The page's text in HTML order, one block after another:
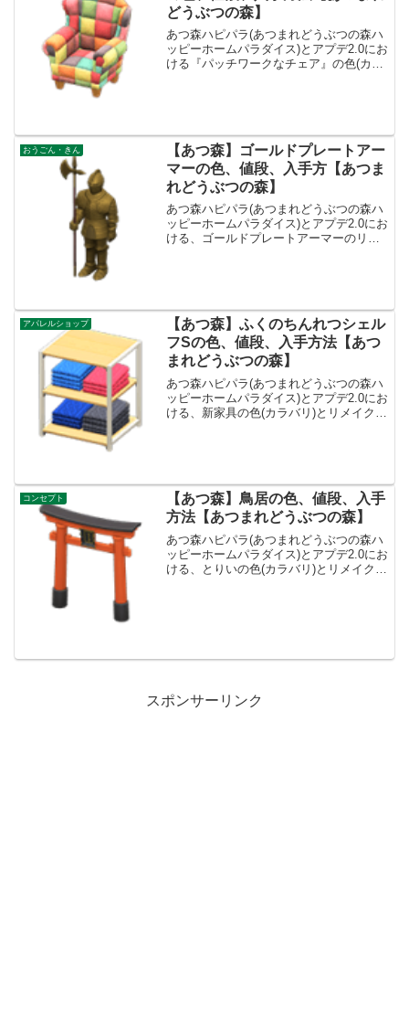
どうぶつの森】
あつ森ハピパラ(あつまれどうぶつの森ハ
ッピーホームパラダイス)とアプデ2.0にお
ける『パッチワークなチェア』の色(カラ
おうごん・きん
【あつ森】ゴールドプレートアー
マーの色、値段、入手方【あつま
れどうぶつの森】
あつ森ハピパラ(あつまれどうぶつの森ハ
ッピーホームパラダイス)とアプデ2.0にお
ける、ゴールドプレートアーマーのリメ
アパレルショップ
【あつ森】ふくのちんれつシェル
フSの色、値段、入手方法【あつ
まれどうぶつの森】
あつ森ハピパラ(あつまれどうぶつの森ハ
ッピーホームパラダイス)とアプデ2.0にお
ける、新家具の色(カラバリ)とリメイク、
コンセプト
【あつ森】鳥居の色、値段、入手
方法【あつまれどうぶつの森】
あつ森ハピパラ(あつまれどうぶつの森ハ
ッピーホームパラダイス)とアプデ2.0にお
ける、とりいの色(カラバリ)とリメイク、
スポンサーリンク